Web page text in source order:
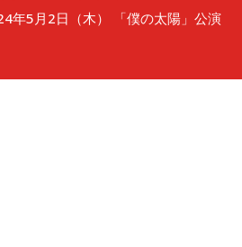
り
替
年5月2日（木） 「僕の太陽」公演